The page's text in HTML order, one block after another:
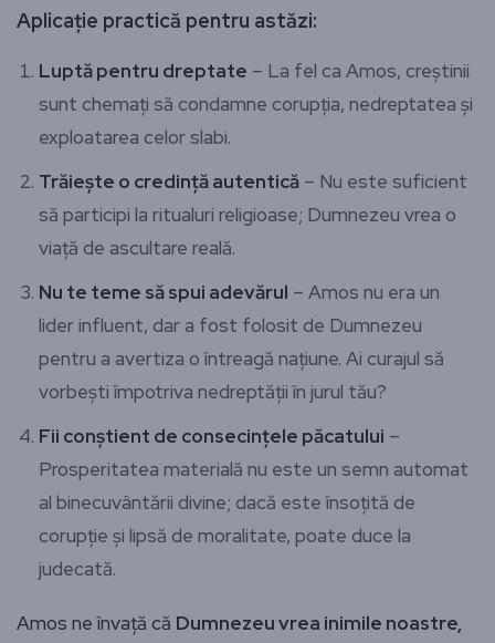
Aplicație practică pentru astăzi:
Luptă pentru dreptate – La fel ca Amos, creștinii
sunt chemați să condamne corupția, nedreptatea și
exploatarea celor slabi.
Trăiește o credință autentică – Nu este suficient
să participi la ritualuri religioase; Dumnezeu vrea o
viață de ascultare reală.
Nu te teme să spui adevărul – Amos nu era un
lider influent, dar a fost folosit de Dumnezeu
pentru a avertiza o întreagă națiune. Ai curajul să
vorbești împotriva nedreptății în jurul tău?
Fii conștient de consecințele păcatului –
Prosperitatea materială nu este un semn automat
al binecuvântării divine; dacă este însoțită de
corupție și lipsă de moralitate, poate duce la
judecată.
Amos ne învață că Dumnezeu vrea inimile noastre,